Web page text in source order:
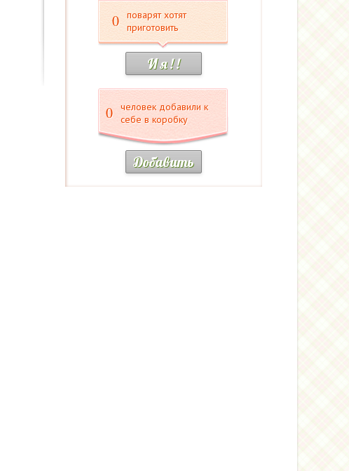
0
поварят хотят
приготовить
И я ! !
0
человек добавили к
себе в коробку
Добавить